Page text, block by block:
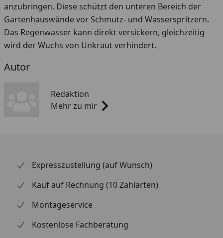
anzubringen. Diese schützt den unteren Bereich der
Gartenhauswände vor Schmutz- und Wasserspritzern.
Das Regenwasser kann direkt versickern, gleichzeitig
wird der Wuchs von Unkraut verhindert.
Autor
Redaktion
Mehr zu mir
Expresszustellung (auf Wunsch)
Kauf auf Rechnung (10 Zahlarten)
Montageservice
Kostenlose Fachberatung